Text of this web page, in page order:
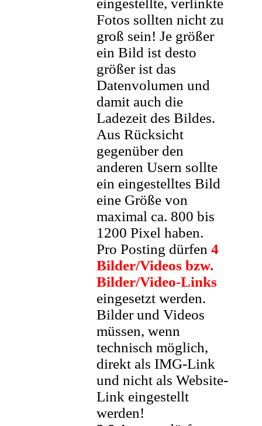
eingestellte, verlinkte
Fotos sollten nicht zu
groß sein! Je größer
ein Bild ist desto
größer ist das
Datenvolumen und
damit auch die
Ladezeit des Bildes.
Aus Rücksicht
gegenüber den
anderen Usern sollte
ein eingestelltes Bild
eine Größe von
maximal ca. 800 bis
1200 Pixel haben.
Pro Posting dürfen 4
Bilder/Videos bzw.
Bilder/Video-Links
eingesetzt werden.
Bilder und Videos
müssen, wenn
technisch möglich,
direkt als IMG-Link
und nicht als Website-
Link eingestellt
werden!